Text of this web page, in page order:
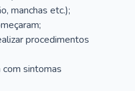
manchas etc.);
procedimentos
com sintomas